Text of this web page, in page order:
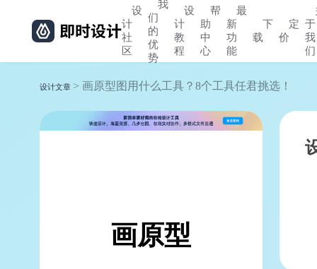
设
计
社
区
我
们
的
优
势
设
计
教
程
帮
助
中
心
最
新
功
能
下
载
定
价
于
我
们
设计文章 > 画原型图用什么工具？8个工具任君挑选！
画原型